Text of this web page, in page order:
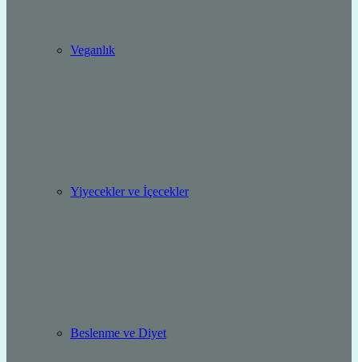
Veganlık
Yiyecekler ve İçecekler
Beslenme ve Diyet